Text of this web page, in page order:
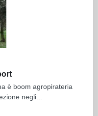
è boom agropirateria
negli...